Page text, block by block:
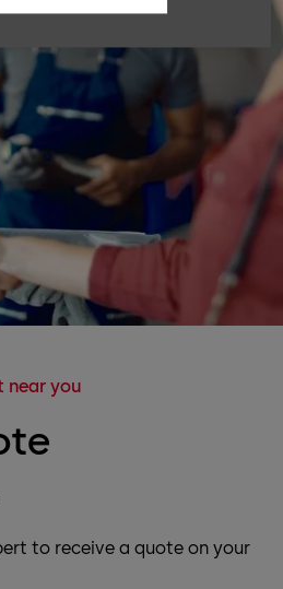
near you
to receive a quote on your